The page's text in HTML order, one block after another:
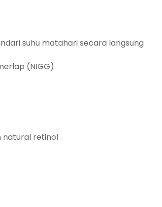
suhu matahari secara langsung
(NIGG)
natural retinol